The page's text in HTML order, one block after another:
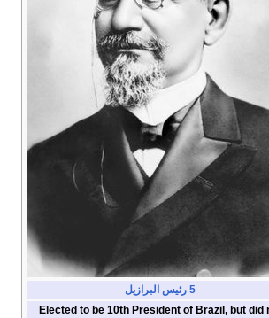
5 رئيس البرازيل
Elected to be 10th President of Brazil, but did